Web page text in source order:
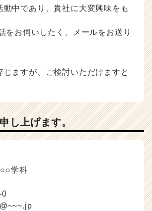
動中であり、貴社に大変興味をも
をお伺いしたく、メールをお送り
じますが、ご検討いただけますと
し上げます。
学科
0